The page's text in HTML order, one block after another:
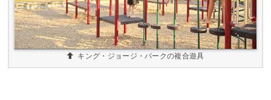
キング・ジョージ・パークの複合遊具